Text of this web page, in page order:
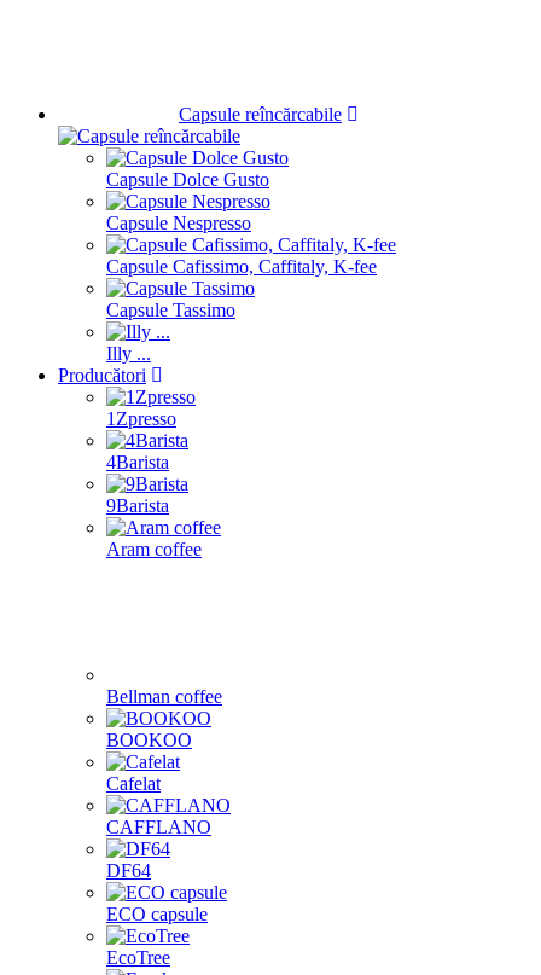
Capsule reîncărcabile
Capsule Dolce Gusto
Capsule Nespresso
Capsule Cafissimo, Caffitaly, K-fee
Capsule Tassimo
Illy ...
Producători
1Zpresso
4Barista
9Barista
Aram coffee
Bellman coffee
BOOKOO
Cafelat
CAFFLANO
DF64
ECO capsule
EcoTree